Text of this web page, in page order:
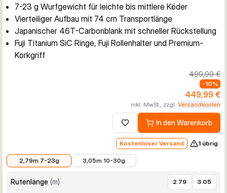
7-23 g Wurfgewicht für leichte bis mittlere Köder
Vierteiliger Aufbau mit 74 cm Transportlänge
Japanischer 46T-Carbonblank mit schneller Rückstellung
Fuji Titanium SiC Ringe, Fuji Rollenhalter und Premium-
Korkgriff
499,99 €
-10%
449,99 €
inkl. MwSt., zzgl. Versandkosten
Zur Wunschliste hinzufügen
In den Warenkorb
Kostenloser Versand
1 übrig
2,79m 7-23g
3,05m 10-30g
Rutenlänge (m) 2.79 3.05